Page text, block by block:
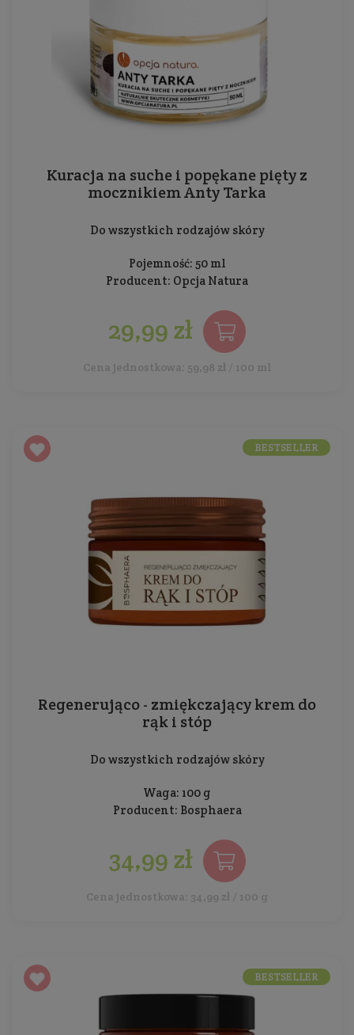
Kuracja na suche i popękane pięty z
mocznikiem Anty Tarka
Do wszystkich rodzajów skóry
Pojemność: 50 ml
Producent: Opcja Natura
29,99 zł
Cena jednostkowa: 59,98 zł / 100 ml
Regenerująco - zmiękczający krem do
rąk i stóp
Do wszystkich rodzajów skóry
Waga: 100 g
Producent: Bosphaera
34,99 zł
Cena jednostkowa: 34,99 zł / 100 g
BESTSELLER
BESTSELLER